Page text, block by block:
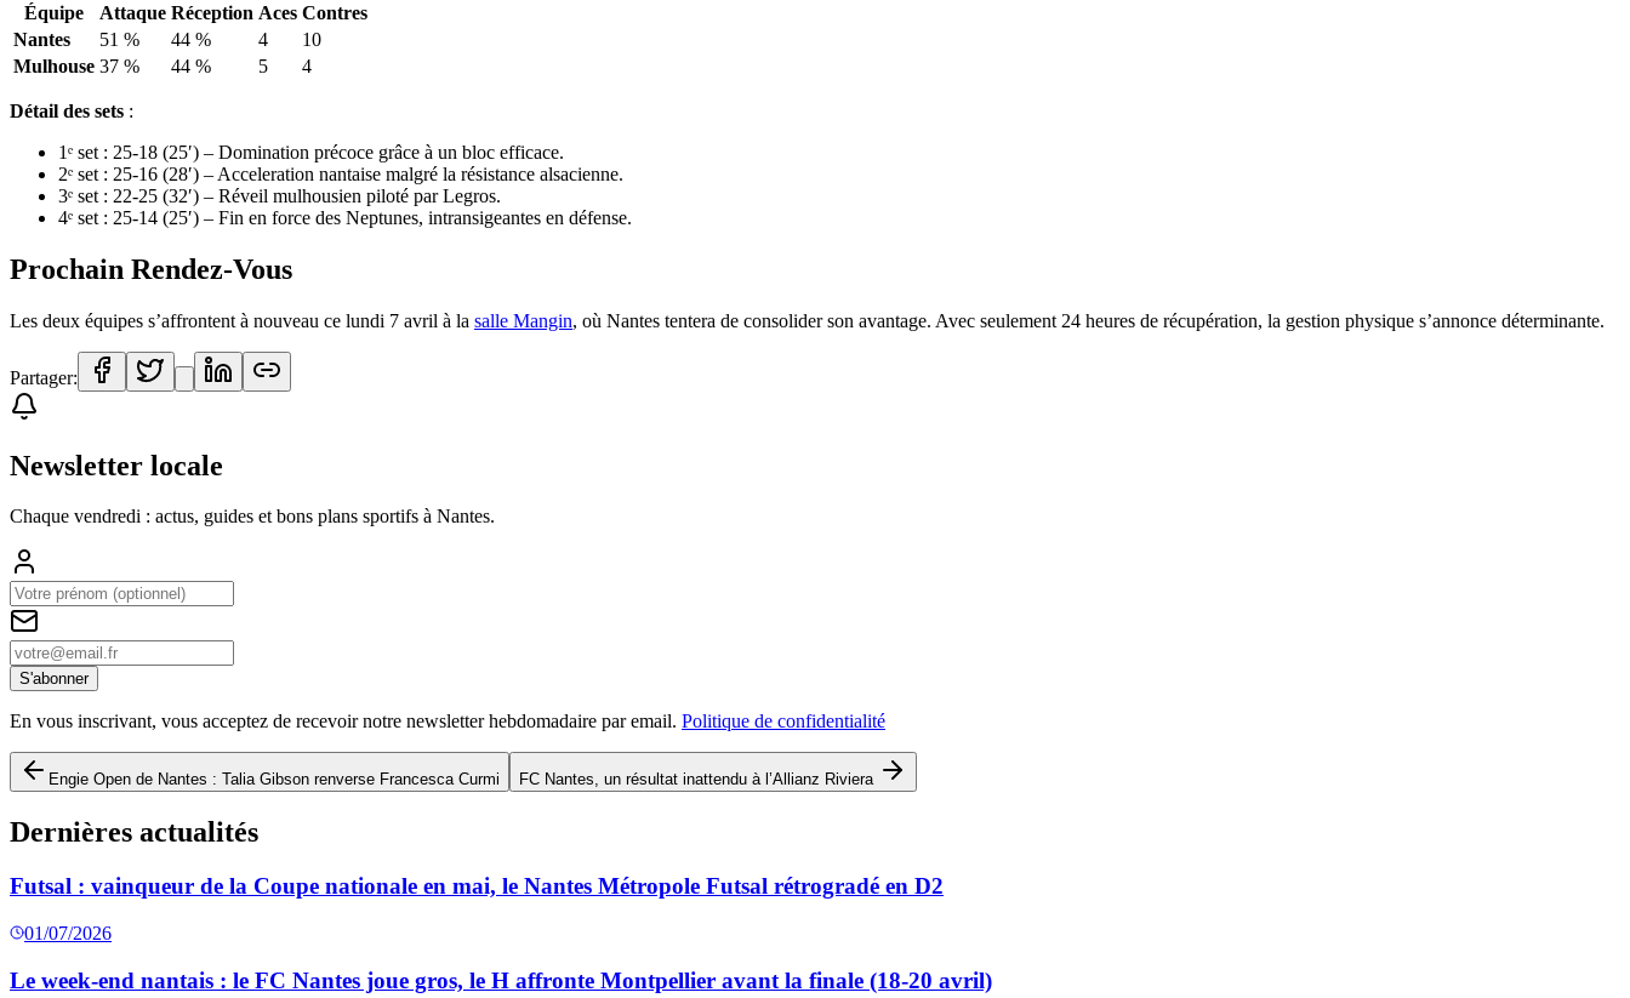
Équipe Attaque Réception Aces Contres
Nantes
51 % 44 % 4
10
Mulhouse 37 % 44 % 5 4
Détail des sets :
1ᵉ set : 25-18 (25′) – Domination précoce grâce à un bloc efficace.
2ᵉ set : 25-16 (28′) – Acceleration nantaise malgré la résistance alsacienne.
3ᵉ set : 22-25 (32′) – Réveil mulhousien piloté par Legros.
4ᵉ set : 25-14 (25′) – Fin en force des Neptunes, intransigeantes en défense.
Prochain Rendez-Vous
Les deux équipes s’affrontent à nouveau ce lundi 7 avril à la salle Mangin, où Nantes tentera de consolider son avantage. Avec seulement 24 heures de récupération, la gestion physique s’annonce déterminante.
Partager:
Newsletter locale
Chaque vendredi : actus, guides et bons plans sportifs à Nantes.
S'abonner
En vous inscrivant, vous acceptez de recevoir notre newsletter hebdomadaire par email. Politique de confidentialité
Engie Open de Nantes : Talia Gibson renverse Francesca Curmi FC Nantes, un résultat inattendu à l’Allianz Riviera
Dernières actualités
Futsal : vainqueur de la Coupe nationale en mai, le Nantes Métropole Futsal rétrogradé en D2
01/07/2026
Le week-end nantais : le FC Nantes joue gros, le H affronte Montpellier avant la finale (18-20 avril)